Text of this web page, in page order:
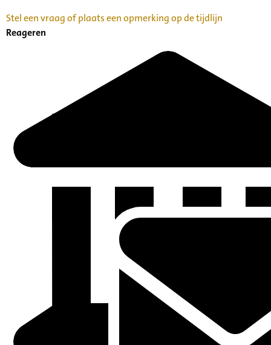
Stel een vraag of plaats een opmerking op de tijdlijn
Reageren